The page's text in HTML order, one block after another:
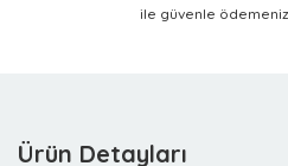
ile güvenle
Ürün Detayları